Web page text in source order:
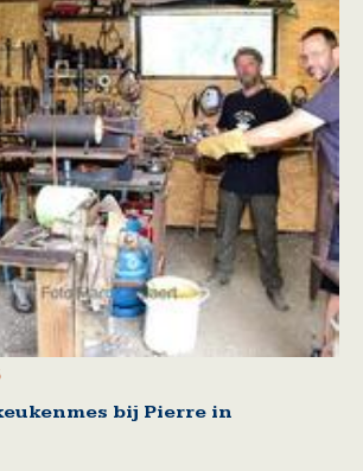
bij Pierre in